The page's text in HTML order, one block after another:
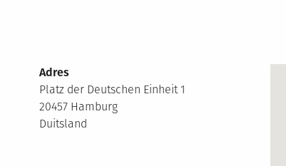
Adres
Platz der Deutschen Einheit 1
20457 Hamburg
Duitsland